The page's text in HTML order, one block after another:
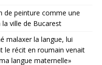
de peinture comme une
ville de Bucarest
malaxer la langue, lui
le récit en roumain venait
langue maternelle»